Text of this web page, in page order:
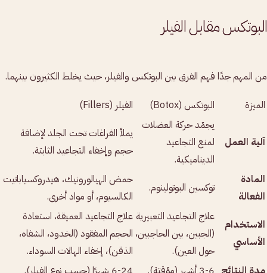
البوتكس مقابل الفيلر
من المهم جدًا فهم الفرق بين البوتكس والفيلر، حيث يخلط الكثيرون بينهما.
الميزة
البوتكس (Botox) الفيلر (Fillers)
آلية العمل
يجمّد حركة العضلات
لمنع التجاعيد
الديناميكية.
يملأ الفراغات تحت الجلد لإضافة
حجم وإخفاء التجاعيد الثابتة.
المادة
الفعالة
توكسين البوتولينوم.
حمض الهيالورونيك، هيدروكسياباتيت
الكالسيوم، أو مواد أخرى.
الاستخدام
الأساسي
علاج التجاعيد التعبيرية
(الجبين، بين الحاجبين،
حول العين).
علاج التجاعيد العميقة، استعادة
الحجم المفقود (الخدود، الشفاه،
الذقن)، إخفاء الهالات السوداء.